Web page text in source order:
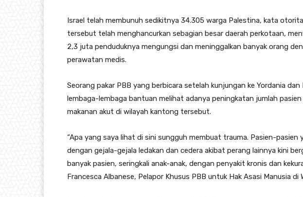
Israel telah membunuh sedikitnya 34.305 warga Palestina, kata
tersebut telah menghancurkan sebagian besar daerah perkotaan,
2,3 juta penduduknya mengungsi dan meninggalkan banyak orang
perawatan medis.
Seorang pakar PBB yang berbicara setelah kunjungan ke Yordania
lembaga-lembaga bantuan melihat adanya peningkatan jumlah
makanan akut di wilayah kantong tersebut.
“Apa yang saya lihat di sini sungguh membuat trauma. Pasien-pasien
dengan gejala-gejala ledakan dan cedera akibat perang lainnya kini
banyak pasien, seringkali anak-anak, dengan penyakit kronis dan
Francesca Albanese, Pelapor Khusus PBB untuk Hak Asasi Manusia di